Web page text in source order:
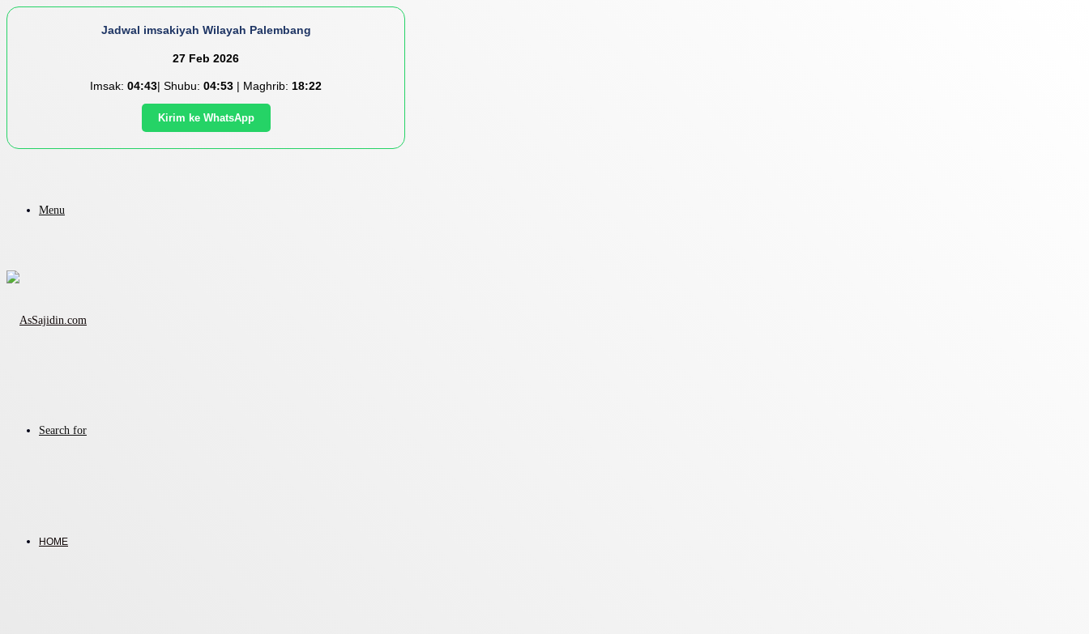
Jadwal imsakiyah Wilayah Palembang
27 Feb 2026
Imsak: 04:43| Shubu: 04:53 | Maghrib: 18:22
Kirim ke WhatsApp
Menu
Search for
HOME